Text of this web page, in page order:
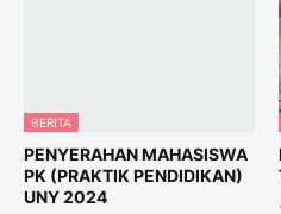
BERITA
PENYERAHAN MAHASISWA
PK (PRAKTIK PENDIDIKAN)
UNY 2024